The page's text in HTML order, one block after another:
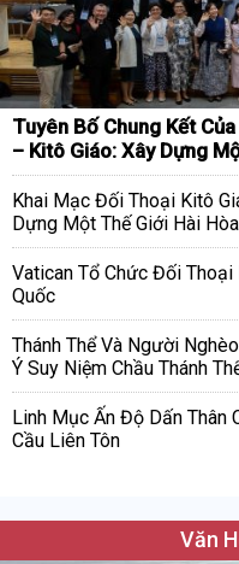
Tuyên Bố Chung Kết
– Kitô Giáo: Xây Dựng
Khai Mạc Đối Thoại Kitô
Dựng Một Thế Giới Hài
Vatican Tổ Chức Đối Thoại
Quốc
Thánh Thể Và Người
Ý Suy Niệm Chầu Thánh
Linh Mục Ấn Độ Dấn
Cầu Liên Tôn
Văn